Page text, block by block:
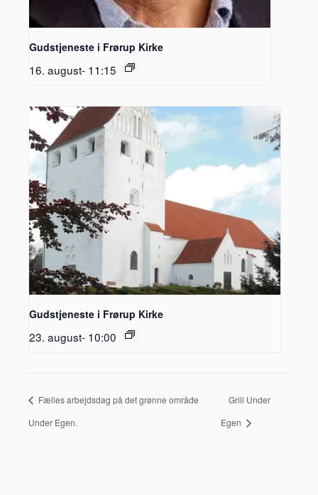
Gudstjeneste i Frørup Kirke
16. august- 11:15
Gudstjeneste i Frørup Kirke
23. august- 10:00
Fælles arbejdsdag på det grønne område
Under Egen.
Grill Under
Egen